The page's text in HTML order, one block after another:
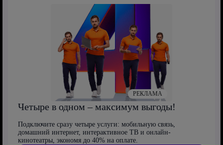
Четыре в одном – максимум выгоды!
Подключите сразу четыре услуги: мобильную связь,
домашний интернет, интерактивное ТВ и онлайн-
кинотеатры, экономя до 40% на оплате.
РЕКЛАМА